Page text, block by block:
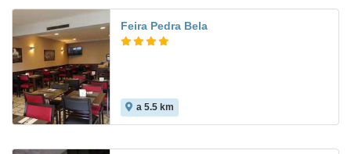
Feira Pedra Bela
a 5.5 km